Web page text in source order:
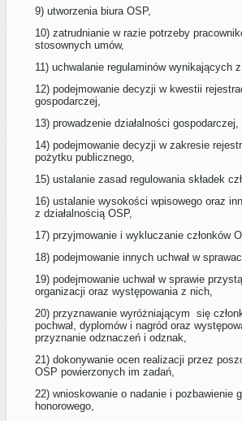
9) utworzenia biura OSP,
10) zatrudnianie w razie potrzeby
stosownych umów,
11) uchwalanie regulaminów wynikających
12) podejmowanie decyzji w kwestii
gospodarczej,
13) prowadzenie działalności gospodarczej,
14) podejmowanie decyzji w zakresie
pożytku publicznego,
15) ustalanie zasad regulowania składek
16) ustalanie wysokości wpisowego oraz
z działalnością OSP,
17) przyjmowanie i wykluczanie członków
18) podejmowanie innych uchwał w
19) podejmowanie uchwał w sprawie
organizacji oraz występowania z nich,
20) przyznawanie wyróżniającym się
pochwał, dyplomów i nagród oraz
przyznanie odznaczeń i odznak,
21) dokonywanie ocen realizacji przez
OSP powierzonych im zadań,
22) wnioskowanie o nadanie i pozbawienie
honorowego,